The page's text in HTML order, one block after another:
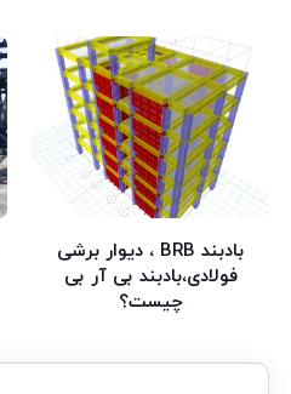
بادبند BRB ، دیوار برشی
فولادی،بادبند بی آر بی
چیست؟